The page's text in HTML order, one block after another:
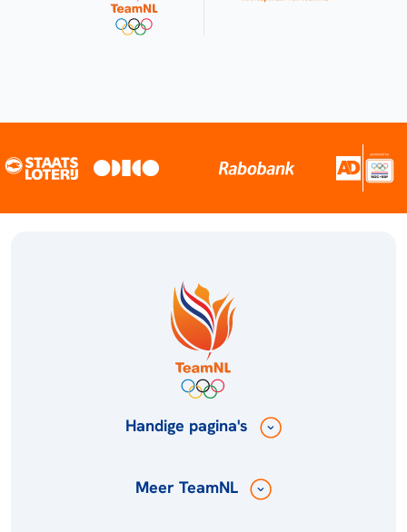
Handige pagina's
Meer TeamNL